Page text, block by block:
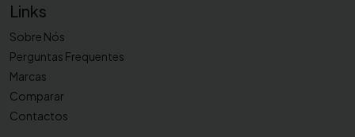
Links
Sobre Nós
Perguntas Frequentes
Marcas
Comparar
Contactos